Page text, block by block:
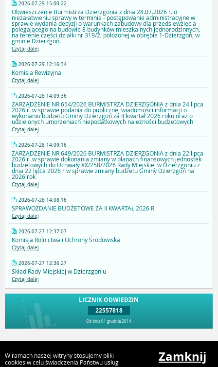
2026-07-29 15:00:22
Obwieszczenie Burmistrza Dzierzgonia z dnia 28.07.2026 r. o
niezałatwieniu sprawy w terminie - postępowanie administracyjne w
sprawie wydania decyzji o warunkach zabudowy dla przedsięwzięcia
polegającego na budowie 8 budynków mieszkalnych jednorodzinnych,
na terenie części działki nr 319/2, położonej w obrębie 1-Dzierzgoń, w
gminie Dzierzgoń.
Czytaj dalej
2026-07-29 12:16:34
Komisja Rewizyjna
Czytaj dalej
2026-07-28 14:09:36
ZARZĄDZENIE NR 654/2026 BURMISTRZA DZIERZGONIA z dnia 24 lipca
2026 r. w sprawie podania do publicznej wiadomości informacji o
wykonaniu budżetu Gminy Dzierzgoń za II kwartał 2026 roku oraz o
udzielonych umorzeniach niepodatkowych należności budżetowych
Czytaj dalej
2026-07-28 14:09:16
ZARZĄDZENIE NR 649/2026 BURMISTRZA DZIERZGONIA z dnia 22 lipca
2026 r. w sprawie dokonania zmiany w planach finansowych jednostek
budżetowych do Uchwały XX/258/2026 Rady Miejskiej w Dzierzgoniu z
dnia 22 lipca 2026 r w sprawie zmiany budżetu Gminy Dzierzgoń na
2026 rok
Czytaj dalej
2026-07-28 14:08:16
SPRAWOZDANIE BUDŻETOWE ZA II KWARTAŁ 2026 R.
Czytaj dalej
2026-07-27 12:37:07
Komisja Rolnictwa i Ochrony Środowiska
Czytaj dalej
2026-07-27 12:36:27
Skład Rady Miejskiej w Dzierzgoniu
Czytaj dalej
LICZNIK ODWIEDZIN
22557818
Od dnia 01 grudnia 2014
W ramach naszej witryny stosujemy pliki
cookies w celu świadczenia Państwu usług
Zamknij